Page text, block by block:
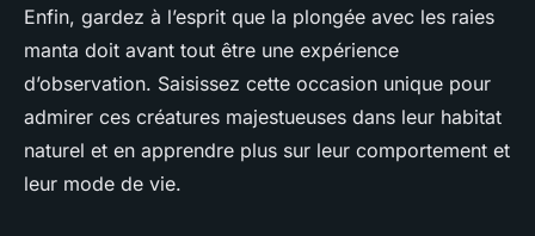
Enfin, gardez à l’esprit que la plongée avec les raies
manta doit avant tout être une expérience
d’observation. Saisissez cette occasion unique pour
admirer ces créatures majestueuses dans leur habitat
naturel et en apprendre plus sur leur comportement et
leur mode de vie.